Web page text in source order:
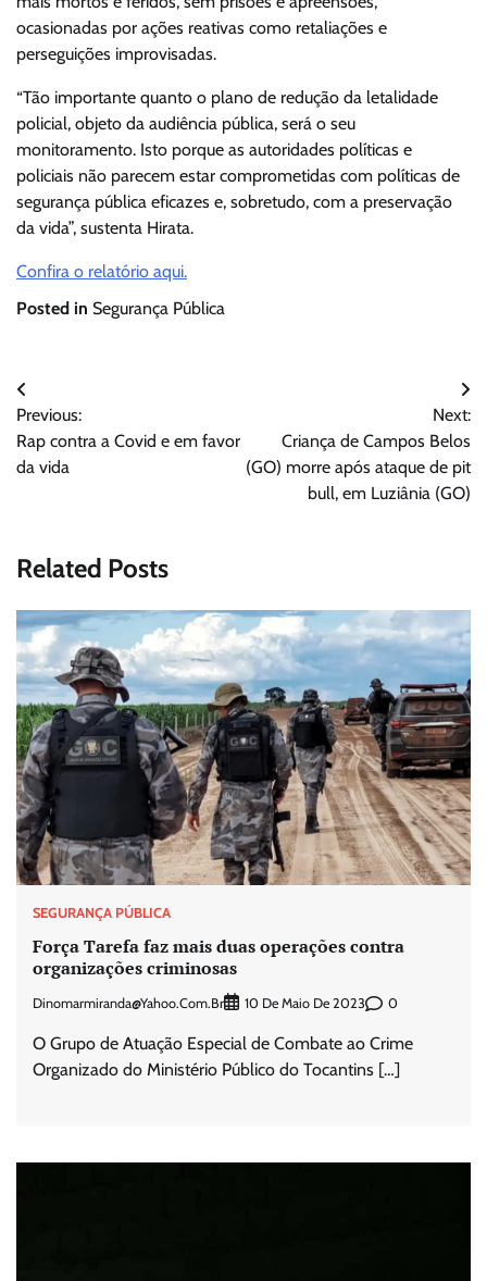
ocasionadas por ações reativas como retaliações e
perseguições improvisadas.
“Tão importante quanto o plano de redução da letalidade
policial, objeto da audiência pública, será o seu
monitoramento. Isto porque as autoridades políticas e
policiais não parecem estar comprometidas com políticas de
segurança pública eficazes e, sobretudo, com a preservação
da vida”, sustenta Hirata.
Confira o relatório aqui.
Posted in Segurança Pública
Navegação
de
Post
Previous:
Rap contra a Covid e em favor
da vida
Next:
Criança de Campos Belos
(GO) morre após ataque de pit
bull, em Luziânia (GO)
Related Posts
SEGURANÇA PÚBLICA
Força Tarefa faz mais duas operações contra
organizações criminosas
Dinomarmiranda@yahoo.com.br 10 De Maio De 2023 0
O Grupo de Atuação Especial de Combate ao Crime
Organizado do Ministério Público do Tocantins […]